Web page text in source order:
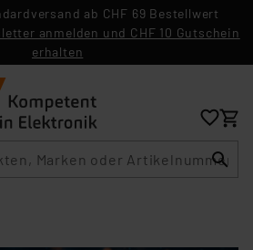
ab CHF 69 Bestellwert
anmelden und CHF 10 Gutschein
erhalten